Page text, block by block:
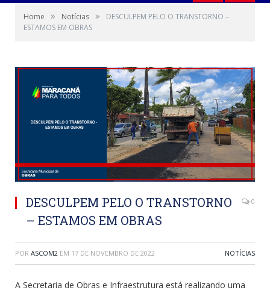
Home » Notícias »
DESCULPEM PELO O TRANSTORNO –
ESTAMOS EM OBRAS
DESCULPEM PELO O TRANSTORNO
– ESTAMOS EM OBRAS
0
POR ASCOM2 EM 17 DE NOVEMBRO DE 2022 NOTÍCIAS
A Secretaria de Obras e Infraestrutura está realizando uma